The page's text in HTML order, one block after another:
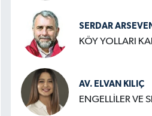
SERDAR
KÖY YOLLARI
AV. ELVAN KILIÇ
ENGELLİLER VE